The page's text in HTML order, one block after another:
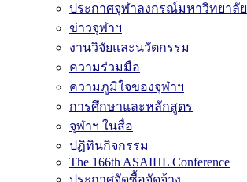
ประกาศจุฬาลงกรณ์มหาวิทยาลัย
ข่าวจุฬาฯ
งานวิจัยและนวัตกรรม
ความร่วมมือ
ความภูมิใจของจุฬาฯ
การศึกษาและหลักสูตร
จุฬาฯ ในสื่อ
ปฏิทินกิจกรรม
The 166th ASAIHL Conference
ประกาศจัดซื้อจัดจ้าง